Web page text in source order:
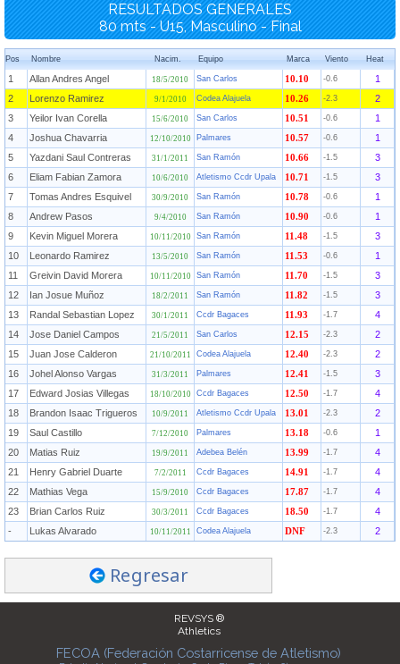
RESULTADOS GENERALES
80 mts - U15, Masculino - Final
Pos Nombre Nacim. Equipo Marca Viento Heat
1 Allan Andres Angel 18/5/2010 San Carlos 10.10 -0.6
1
2
Lorenzo Ramirez 9/1/2010 Codea Alajuela 10.26 -2.3
2
3
Yeilor Ivan Corella 15/6/2010 San Carlos 10.51 -0.6
1
4
Joshua Chavarria 12/10/2010 Palmares 10.57 -0.6
1
5
Yazdani Saul Contreras 31/1/2011 San Ramón 10.66 -1.5
3
6
Eliam Fabian Zamora 10/6/2010 Atletismo Ccdr Upala 10.71 -1.5
3
7
Tomas Andres Esquivel 30/9/2010 San Ramón 10.78 -0.6
1
8
Andrew Pasos 9/4/2010 San Ramón 10.90 -0.6
1
9
Kevin Miguel Morera 10/11/2010 San Ramón 11.48 -1.5
3
10
Leonardo Ramirez 13/5/2010 San Ramón 11.53 -0.6
1
11
Greivin David Morera 10/11/2010 San Ramón 11.70 -1.5
3
12
Ian Josue Muñoz 18/2/2011 San Ramón 11.82 -1.5
3
13
Randal Sebastian Lopez 30/1/2011 Ccdr Bagaces 11.93 -1.7
4
14
Jose Daniel Campos 21/5/2011 San Carlos 12.15 -2.3
2
15
Juan Jose Calderon 21/10/2011 Codea Alajuela 12.40 -2.3
2
16
Johel Alonso Vargas 31/3/2011 Palmares 12.41 -1.5
3
17
Edward Josias Villegas 18/10/2010 Ccdr Bagaces 12.50 -1.7
4
18
Brandon Isaac Trigueros 10/9/2011 Atletismo Ccdr Upala 13.01 -2.3
2
19
Saul Castillo 7/12/2010 Palmares 13.18 -0.6
1
20
Matias Ruiz 19/9/2011 Adebea Belén 13.99 -1.7
4
21
Henry Gabriel Duarte 7/2/2011 Ccdr Bagaces 14.91 -1.7
4
22
Mathias Vega 15/9/2010 Ccdr Bagaces 17.87 -1.7
4
23
Brian Carlos Ruiz 30/3/2011 Ccdr Bagaces 18.50 -1.7
4
-
Lukas Alvarado 10/11/2011 Codea Alajuela DNF -2.3 2
Regresar
REVSYS ®
Athletics
FECOA (Federación Costarricense de Atletismo)